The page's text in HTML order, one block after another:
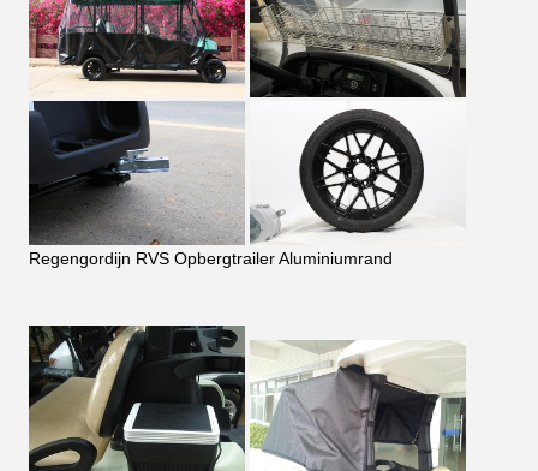
Regengordijn RVS Opbergtrailer Aluminiumrand